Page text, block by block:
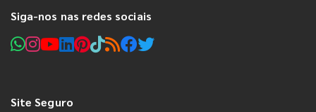
Siga-nos nas redes sociais
Site Seguro